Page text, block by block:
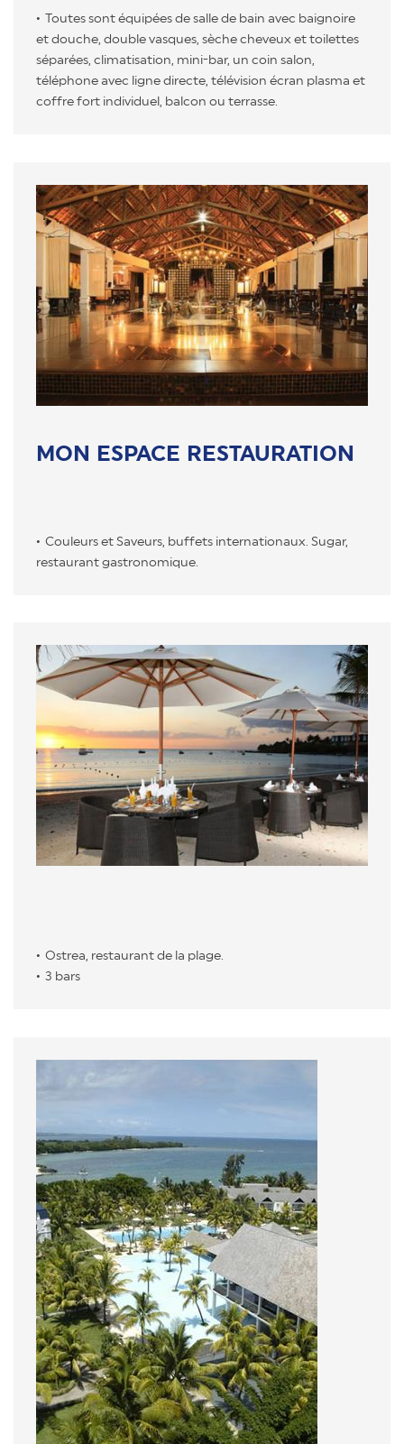
Toutes sont équipées de salle de bain avec baignoire
et douche, double vasques, sèche cheveux et toilettes
séparées, climatisation, mini-bar, un coin salon,
téléphone avec ligne directe, télévision écran plasma et
coffre fort individuel, balcon ou terrasse.
MON ESPACE RESTAURATION
Couleurs et Saveurs, buffets internationaux. Sugar,
restaurant gastronomique.
Ostrea, restaurant de la plage.
3 bars